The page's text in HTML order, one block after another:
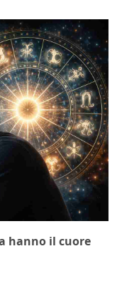
hanno il cuore